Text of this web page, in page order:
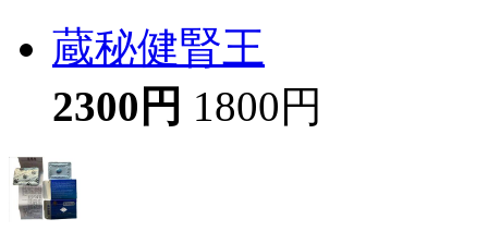
蔵秘健腎王
2300円 1800円